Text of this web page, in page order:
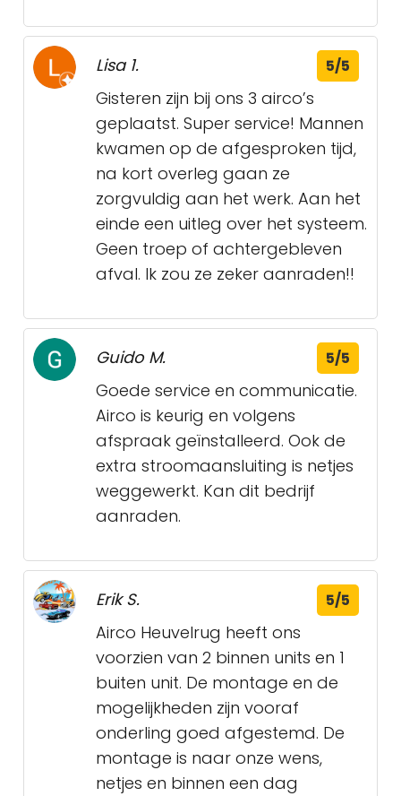
Lisa 1. 5/5
Gisteren zijn bij ons 3 airco’s
geplaatst. Super service! Mannen
kwamen op de afgesproken tijd,
na kort overleg gaan ze
zorgvuldig aan het werk. Aan het
einde een uitleg over het systeem.
Geen troep of achtergebleven
afval. Ik zou ze zeker aanraden!!
Guido M. 5/5
Goede service en communicatie.
Airco is keurig en volgens
afspraak geïnstalleerd. Ook de
extra stroomaansluiting is netjes
weggewerkt. Kan dit bedrijf
aanraden.
Erik S. 5/5
Airco Heuvelrug heeft ons
voorzien van 2 binnen units en 1
buiten unit. De montage en de
mogelijkheden zijn vooraf
onderling goed afgestemd. De
montage is naar onze wens,
netjes en binnen een dag